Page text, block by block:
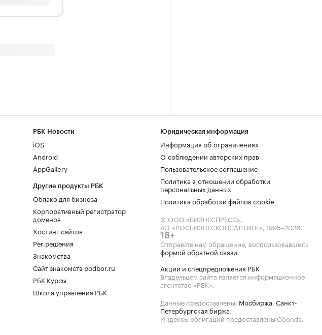
РБК Новости
iOS
Android
AppGallery
Другие продукты РБК
Облако для бизнеса
Корпоративный регистратор
доменов
Хостинг сайтов
Рег.решения
Знакомства
Сайт знакомств podbor.ru
РБК Курсы
Школа управления РБК
Юридическая информация
Информация об ограничениях
О соблюдении авторских прав
Пользовательское соглашение
Политика в отношении обработки
персональных данных
Политика обработки файлов cookie
© ООО «БИЗНЕСПРЕСС»,
АО «РОСБИЗНЕСКОНСАЛТИНГ», 1995–2026.
18+
Отправьте нам обращение, воспользовавшись
формой обратной связи
Акции и спецпредложения РБК
Владельцем сайта является информационное
агентство «РБК».
Данные предоставлены: Мосбиржа, Санкт-
Петербургская биржа.
Индексы облигаций предоставлены Cbonds.